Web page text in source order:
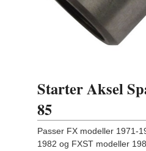
Starter Aksel
85
Passer FX modeller 1971-
1982 og FXST modeller